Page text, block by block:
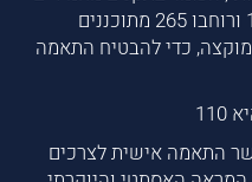
של עמידות ויוקרה. גובה הלוח 161 ורוחבו 265 מתוכננים
כדי להבטיח התאמה
התאמה אישית לצרכים